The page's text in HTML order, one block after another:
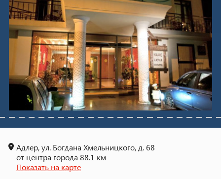
Адлер, ул. Богдана Хмельницкого, д. 68
от центра города 88.1 км
Показать на карте